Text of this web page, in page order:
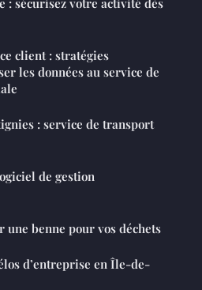
: sécurisez votre activité dès
client : stratégies
les données au service de
: service de transport
de gestion
une benne pour vos déchets
d’entreprise en Île-de-